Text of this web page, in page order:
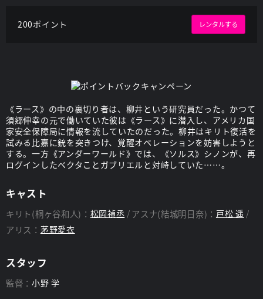
200ポイント レンタルする
《ラース》の中の裏切り者は、柳井という研究員だった。かつて
須郷伸幸の元で働いていた彼は《ラース》に潜入し、アメリカ国
家安全保障局に情報を流していたのだった。柳井はキリト復活を
試みる比嘉に銃を突きつけ、覚醒オペレーションを妨害しようと
する。一方《アンダーワールド》では、《ソルス》シノンが、再
ログインしたベクタことガブリエルと対峙していた……。
キャスト
キリト(桐ヶ谷和人)： 松岡禎丞 アスナ(結城明日奈)： 戸松 遥
アリス： 茅野愛衣
スタッフ
監督：小野 学